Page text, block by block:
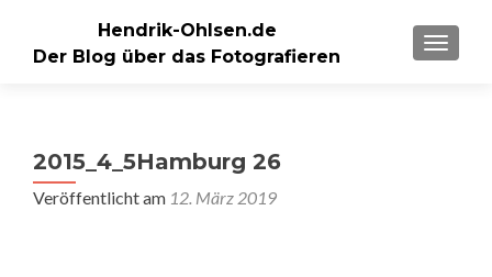
Hendrik-Ohlsen.de
Der Blog über das Fotografieren
2015_4_5Hamburg 26
Veröffentlicht am 12. März 2019